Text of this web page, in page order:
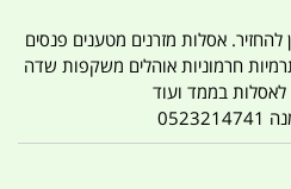
להחזיר. אסלות מזרנים מטענים פנסים
חרמוניות אוהלים משקפות שדה
לאסלות בממד ועוד